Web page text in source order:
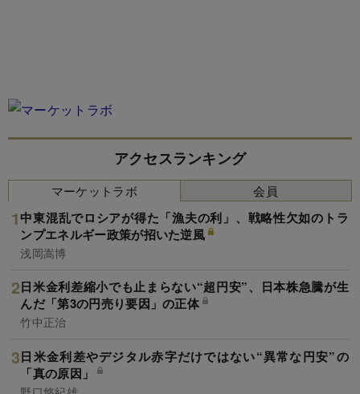
アクセスランキング
マーケットラボ
中東混乱でロシアが得た「漁夫の利」、戦略性欠如のトラ
ンプエネルギー政策が招いた逆風
浅岡嵩博
日米金利差縮小でも止まらない“超円安”、日本株急騰が生
んだ「第3の円売り要因」の正体
竹中正治
日米金利差やデジタル赤字だけではない“異常な円安”の
「真の原因」
会員